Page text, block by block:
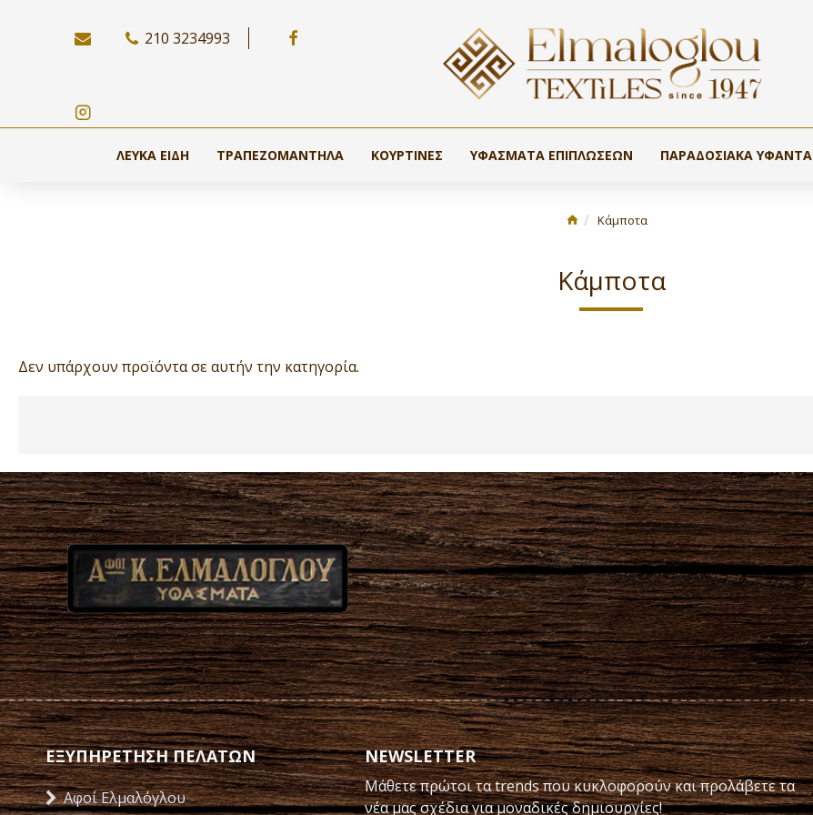
210 3234993
ΛΕΥΚΆ ΕΊΔΗ ΤΡΑΠΕΖΟΜΆΝΤΗΛΑ ΚΟΥΡΤΊΝΕΣ ΥΦΆΣΜΑΤΑ ΕΠΙΠΛΏΣΕΩΝ ΠΑΡΑΔΟΣΙΑΚΆ ΥΦΑΝΤΆ
Κάμποτα
Κάμποτα
Δεν υπάρχουν προϊόντα σε αυτήν την κατηγορία.
ΕΞΥΠΗΡΕΤΗΣΗ ΠΕΛΑΤΩΝ
Αφοί Ελμαλόγλου
NEWSLETTER
Μάθετε πρώτοι τα trends που κυκλοφορούν και προλάβετε τα
νέα μας σχέδια για μοναδικές δημιουργίες!